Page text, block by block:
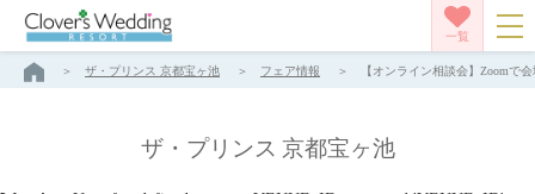
一覧
ザ・プリンス 京都宝ヶ池 フェア情報 【オンライン相談会】Zoomで
ザ・プリンス 京都宝ヶ池